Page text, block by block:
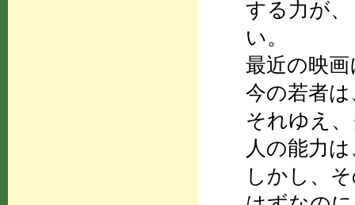
する力が
い。
最近の映
今の若者
それゆえ
人の能力
しかし、